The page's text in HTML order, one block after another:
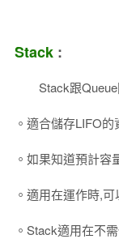
Stack:
Stack跟Queue
。適合儲存LIFO
。如果知道預計容
。適用在運作時,
。Stack適用在不